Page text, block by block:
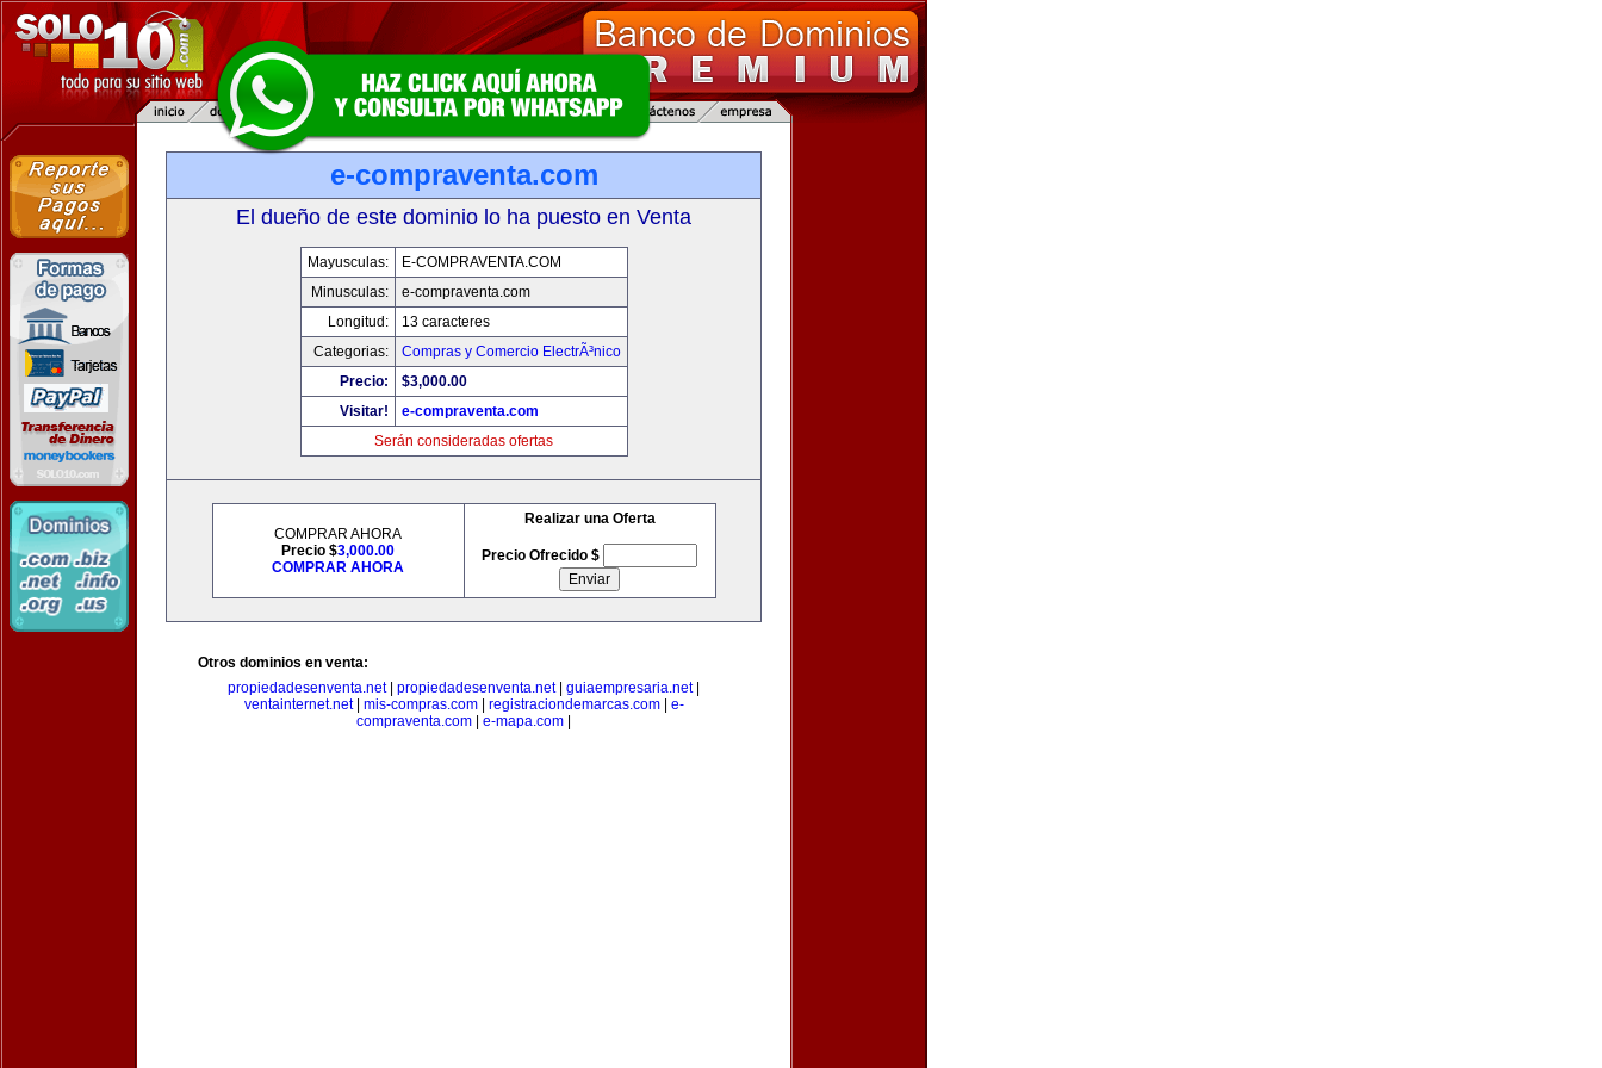
e-compraventa.com
El dueño de este dominio lo ha puesto en Venta
Mayusculas:
E-COMPRAVENTA.COM
Minusculas:
e-compraventa.com
Longitud:
13 caracteres
Categorias:
Compras y Comercio ElectrÃ³nico
Precio:
$3,000.00
Visitar!
e-compraventa.com
Serán consideradas ofertas
COMPRAR AHORA
Precio $3,000.00
COMPRAR AHORA
Realizar una Oferta
Precio Ofrecido $
Otros dominios en venta:
propiedadesenventa.net propiedadesenventa.net| guiaempresaria.net|
ventainternet.net| mis-compras.com| registraciondemarcas.com| e-
compraventa.com
e-mapa.com